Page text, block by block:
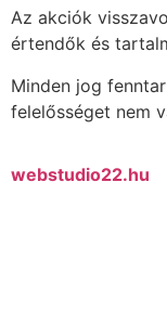
Az akciók
értendők és
Minden jog
felelősséget nem
webstudio22.hu